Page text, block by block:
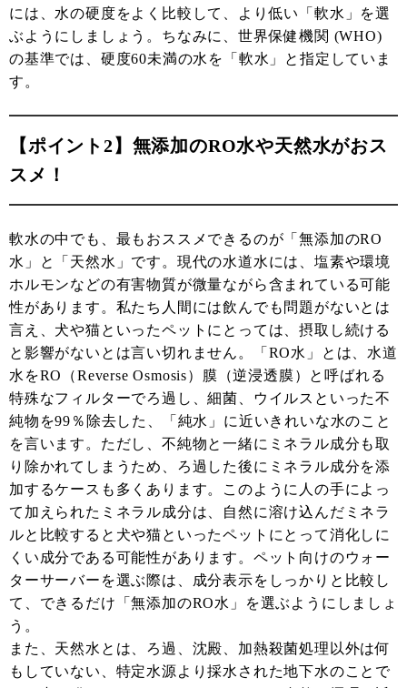
には、水の硬度をよく比較して、より低い「軟水」を選
ぶようにしましょう。ちなみに、世界保健機関 (WHO)
の基準では、硬度60未満の水を「軟水」と指定していま
す。
【ポイント2】無添加のRO水や天然水がおス
スメ！
軟水の中でも、最もおススメできるのが「無添加のRO
水」と「天然水」です。現代の水道水には、塩素や環境
ホルモンなどの有害物質が微量ながら含まれている可能
性があります。私たち人間には飲んでも問題がないとは
言え、犬や猫といったペットにとっては、摂取し続ける
と影響がないとは言い切れません。「RO水」とは、水道
水をRO（Reverse Osmosis）膜（逆浸透膜）と呼ばれる
特殊なフィルターでろ過し、細菌、ウイルスといった不
純物を99％除去した、「純水」に近いきれいな水のこと
を言います。ただし、不純物と一緒にミネラル成分も取
り除かれてしまうため、ろ過した後にミネラル成分を添
加するケースも多くあります。このように人の手によっ
て加えられたミネラル成分は、自然に溶け込んだミネラ
ルと比較すると犬や猫といったペットにとって消化しに
くい成分である可能性があります。ペット向けのウォー
ターサーバーを選ぶ際は、成分表示をしっかりと比較し
て、できるだけ「無添加のRO水」を選ぶようにしましょ
う。
また、天然水とは、ろ過、沈殿、加熱殺菌処理以外は何
もしていない、特定水源より採水された地下水のことで